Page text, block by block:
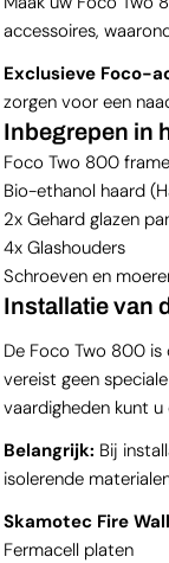
accessoires,
Exclusieve Foco-
zorgen voor een
Inbegrepen in
Foco Two 800 frame
Bio-ethanol haard
2x Gehard glazen
4x Glashouders
Schroeven en
Installatie van
De Foco Two 800
vereist geen
vaardigheden kunt u
Belangrijk: Bij
isolerende
Skamotec Fire
Fermacell platen